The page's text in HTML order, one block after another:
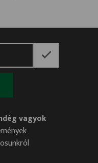
vagyok